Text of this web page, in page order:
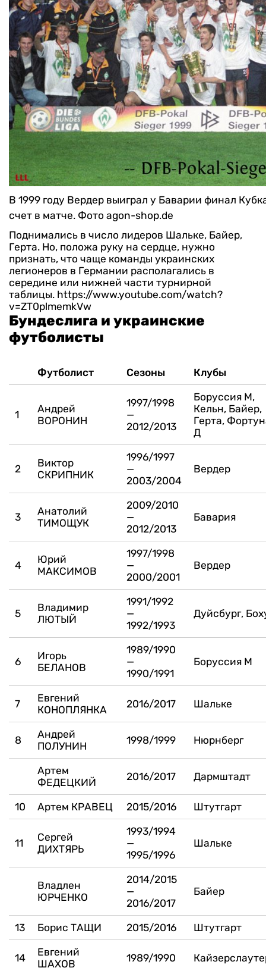
В 1999 году Вердер выиграл у Баварии финал
счет в матче. Фото agon-shop.de
Поднимались в число лидеров Шальке, Байер,
Герта. Но, положа руку на сердце, нужно
признать, что чаще команды украинских
легионеров в Германии располагались в
середине или нижней части турнирной
таблицы. https://www.youtube.com/watch?
v=ZT0plmemkVw
Бундеслига и украинские
футболисты
Футболист Сезоны Клубы
1
Андрей
ВОРОНИН
1997/1998
—
2012/2013
Боруссия М,
Кельн, Байер,
Герта,
Д
2
Виктор
СКРИПНИК
1996/1997
—
2003/2004
Вердер
3
Анатолий
ТИМОЩУК
2009/2010
—
2012/2013
Бавария
4
Юрий
МАКСИМОВ
1997/1998
—
2000/2001
Вердер
5
Владимир
ЛЮТЫЙ
1991/1992
—
1992/1993
Дуйсбург,
6
Игорь
БЕЛАНОВ
1989/1990
—
1990/1991
Боруссия М
7
Евгений
КОНОПЛЯНКА
2016/2017 Шальке
8
Андрей
ПОЛУНИН
1998/1999 Нюрнберг
Артем
ФЕДЕЦКИЙ
2016/2017 Дармштадт
10 Артем КРАВЕЦ 2015/2016 Штутгарт
11
Сергей
ДИХТЯРЬ
1993/1994
—
1995/1996
Шальке
Владлен
ЮРЧЕНКО
2014/2015
—
2016/2017
Байер
13 Борис ТАЩИ 2015/2016 Штутгарт
14
Евгений
ШАХОВ
1989/1990